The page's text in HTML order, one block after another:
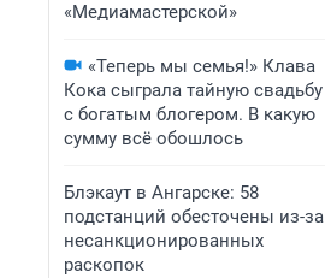
«Медиамастерской»
«Теперь мы семья!» Клава
Кока сыграла тайную свадьбу
с богатым блогером. В какую
сумму всё обошлось
Блэкаут в Ангарске: 58
подстанций обесточены из-за
несанкционированных
раскопок